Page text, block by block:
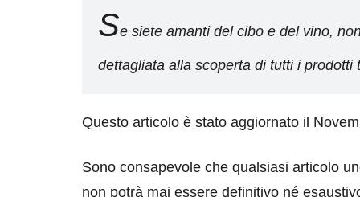
Se siete amanti del cibo e del vino,
dettagliata alla scoperta di tutti i
Questo articolo è stato aggiornato il
Sono consapevole che qualsiasi articolo
non potrà mai essere definitivo né